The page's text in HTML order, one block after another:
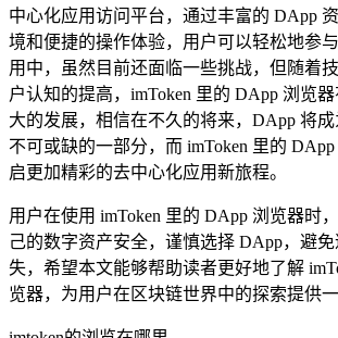
中心化应用访问平台，通过丰富的 DApp
境和便捷的操作体验，用户可以轻松地参
用中，虽然目前还面临一些挑战，但随着
户认知的提高，imToken 里的 DApp 浏览
大的发展，相信在不久的将来，DApp 将
不可或缺的一部分，而 imToken 里的
启更加精彩的去中心化应用新旅程。
用户在使用 imToken 里的 DApp 浏览器时
己的数字资产安全，谨慎选择 DApp，避
失，希望本文能够帮助读者更好地了解
览器，为用户在区块链世界中的探索提供